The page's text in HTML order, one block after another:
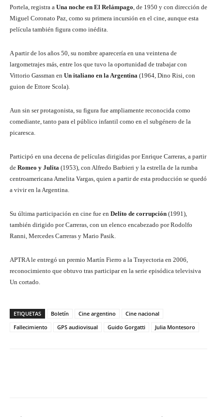
Portela, registra a Una noche en El Relámpago , de 1950 y con dirección de
Miguel Coronato Paz, como su primera incursión en el cine, aunque esta
película también figura como inédita.
A partir de los años 50, su nombre aparecería en una veintena de
largometrajes más, entre los que tuvo la oportunidad de trabajar con
Vittorio Gassman en Un italiano en la Argentina (1964, Dino Risi, con
guion de Ettore Scola).
Aun sin ser protagonista, su figura fue ampliamente reconocida como
comediante, tanto para el público infantil como en el subgénero de la
picaresca.
Participó en una decena de películas dirigidas por Enrique Carreras, a partir
de Romeo y Julita (1953), con Alfredo Barbieri y la estrella de la rumba
centroamericana Amelita Vargas, quien a partir de esta producción se quedó
a vivir en la Argentina.
Su última participación en cine fue en Delito de corrupción (1991),
también dirigido por Carreras, con un elenco encabezado por Rodolfo
Ranni, Mercedes Carreras y Mario Pasik.
APTRA le entregó un premio Martín Fierro a la Trayectoria en 2006,
reconocimiento que obtuvo tras participar en la serie episódica televisiva
Un cortado.
ETIQUETAS Boletín Cine argentino
Cine nacional
Fallecimiento
GPS audiovisual Guido Gorgatti Julia Montesoro